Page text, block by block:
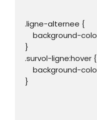
.ligne-alternee {
}
.survol-ligne:hover {
}